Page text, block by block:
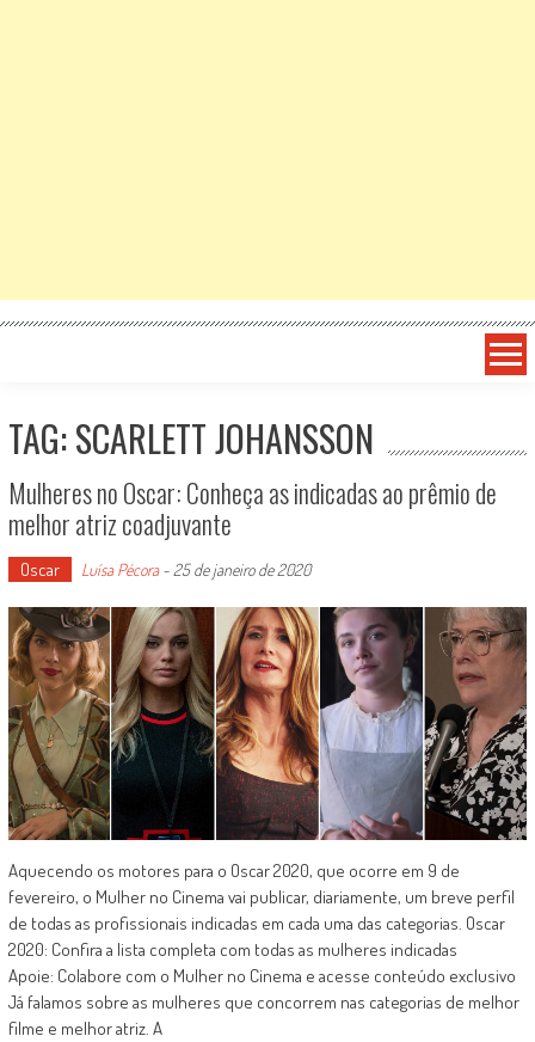
TAG: SCARLETT JOHANSSON
Mulheres no Oscar: Conheça as indicadas ao prêmio de
melhor atriz coadjuvante
Oscar Luísa Pécora- 25 de janeiro de 2020
Aquecendo os motores para o Oscar 2020, que ocorre em 9 de
fevereiro, o Mulher no Cinema vai publicar, diariamente, um breve perfil
de todas as profissionais indicadas em cada uma das categorias. Oscar
2020: Confira a lista completa com todas as mulheres indicadas
Apoie: Colabore com o Mulher no Cinema e acesse conteúdo exclusivo
Já falamos sobre as mulheres que concorrem nas categorias de melhor
filme e melhor atriz. A